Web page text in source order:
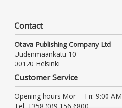
Contact
Otava Publishing Company Ltd
Uudenmaankatu 10
00120 Helsinki
Customer Service
Opening hours Mon – Fri: 9:00
Tel. +358 (0)9 156 6800